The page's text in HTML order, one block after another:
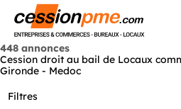
448 annonces
Cession droit au bail de Locaux
Gironde - Medoc
Filtres